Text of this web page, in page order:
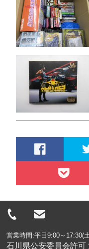
営業時間:平日9:00～17:30(
石川県公安委員会許